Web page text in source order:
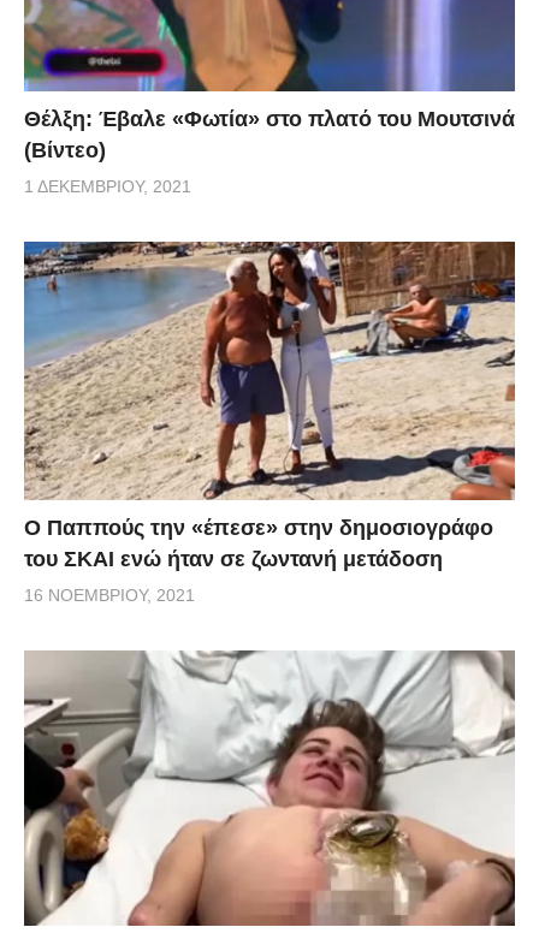
Θέλξη: Έβαλε «Φωτία» στο πλατό του Μουτσινά
(Βίντεο)
1 ΔΕΚΕΜΒΡΊΟΥ, 2021
Ο Παππούς την «έπεσε» στην δημοσιογράφο
του ΣΚΑΙ ενώ ήταν σε ζωντανή μετάδοση
16 ΝΟΕΜΒΡΊΟΥ, 2021